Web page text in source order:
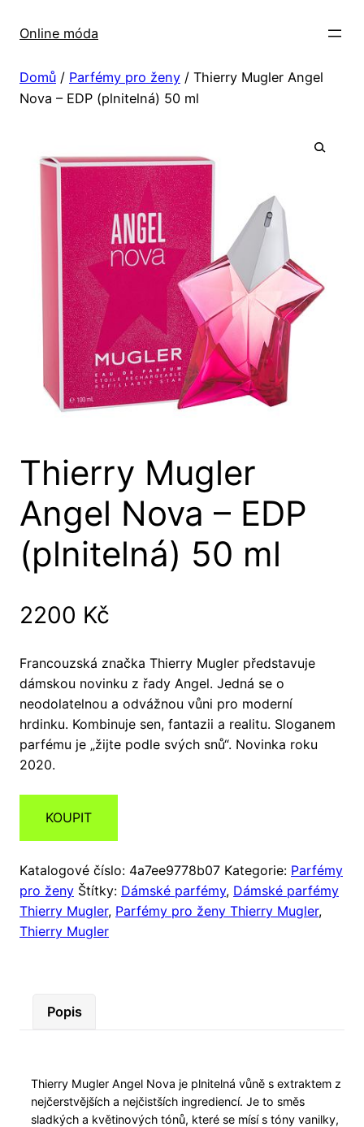
Online móda
Domů / Parfémy pro ženy / Thierry Mugler Angel
Nova – EDP (plnitelná) 50 ml
Thierry Mugler
Angel Nova – EDP
(plnitelná) 50 ml
2200 Kč
Francouzská značka Thierry Mugler představuje
dámskou novinku z řady Angel. Jedná se o
neodolatelnou a odvážnou vůni pro moderní
hrdinku. Kombinuje sen, fantazii a realitu. Sloganem
parfému je „žijte podle svých snů“. Novinka roku
2020.
KOUPIT
Katalogové číslo: 4a7ee9778b07 Kategorie: Parfémy
pro ženy Štítky: Dámské parfémy, Dámské parfémy
Thierry Mugler, Parfémy pro ženy Thierry Mugler,
Thierry Mugler
Popis
Thierry Mugler Angel Nova je plnitelná vůně s extraktem z
nejčerstvějších a nejčistších ingrediencí. Je to směs
sladkých a květinových tónů, které se mísí s tóny vanilky,